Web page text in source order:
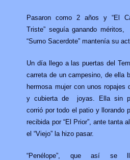
Pasaron como 2 años y “El
Triste” seguía ganando méritos,
“Sumo Sacerdote” mantenía su
Un día llego a las puertas del
carreta de un campesino, de ella
hermosa mujer con unos ropajes
y cubierta de joyas. Ella sin
corrió por todo el patio y llorando
recibida por “El Prior”, ante tanta
el “Viejo” la hizo pasar.
“Penélope”, que así se